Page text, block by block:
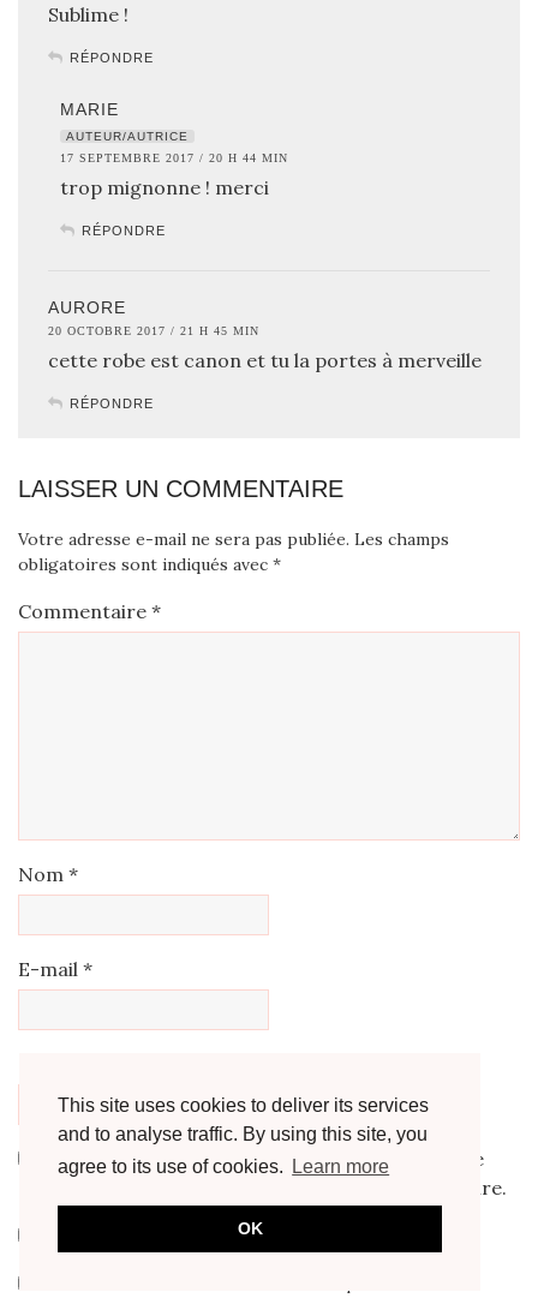
This site uses cookies to deliver its services
and to analyse traffic. By using this site, you
agree to its use of cookies.
Learn more
OK
Sublime !
RÉPONDRE
MARIE
AUTEUR/AUTRICE
17 SEPTEMBRE 2017 / 20 H 44 MIN
trop mignonne ! merci
RÉPONDRE
AURORE
20 OCTOBRE 2017 / 21 H 45 MIN
cette robe est canon et tu la portes à merveille
RÉPONDRE
LAISSER UN COMMENTAIRE
Votre adresse e-mail ne sera pas publiée. Les champs
obligatoires sont indiqués avec *
Commentaire *
Nom *
E-mail *
Enregistrer mon nom, mon e-mail et mon site
dans le navigateur pour mon prochain commentaire.
Prévenez-moi de tous les nouveaux commentaires par e-mail.